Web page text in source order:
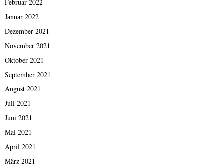
Februar 2022
Januar 2022
Dezember 2021
November 2021
Oktober 2021
September 2021
August 2021
Juli 2021
Juni 2021
Mai 2021
April 2021
März 2021